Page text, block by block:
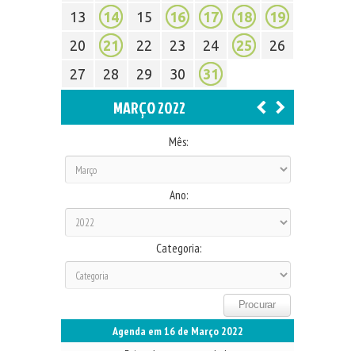
13
14 15 16 17 18
19
20
21 22 23 24 25
26
27
28 29 30 31
MARÇO 2022
Mês:
Ano:
Categoria:
Agenda em 16 de Março 2022